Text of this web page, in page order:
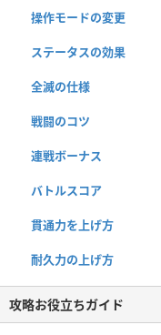
操作モードの変更
ステータスの効果
全滅の仕様
戦闘のコツ
連戦ボーナス
バトルスコア
貫通力を上げ方
耐久力の上げ方
攻略お役立ちガイド